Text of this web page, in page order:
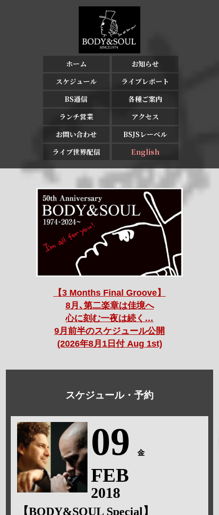
ホーム
お知らせ
スケジュール
ライブレポート
BS通信
各種ご案内
ランチ営業
アクセス
お問い合わせ
BSJSレーベル
ライブ世界配信
English
【3 Months Final Groove】
8月､第二楽章は佳境へ
心に刻む一夜は続く…
9月前半のスケジュール公開
(2026年8月1日付 Aug 1st)
スケジュール・予約
09 金
FEB
2018
【BODY&SOUL Special】